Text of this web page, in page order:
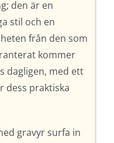
den är en
stil och en
från den som
kommer
dagligen, med ett
dess praktiska
gravyr surfa in